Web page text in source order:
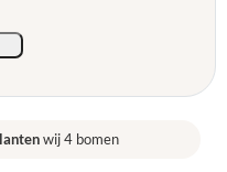
wij 4 bomen